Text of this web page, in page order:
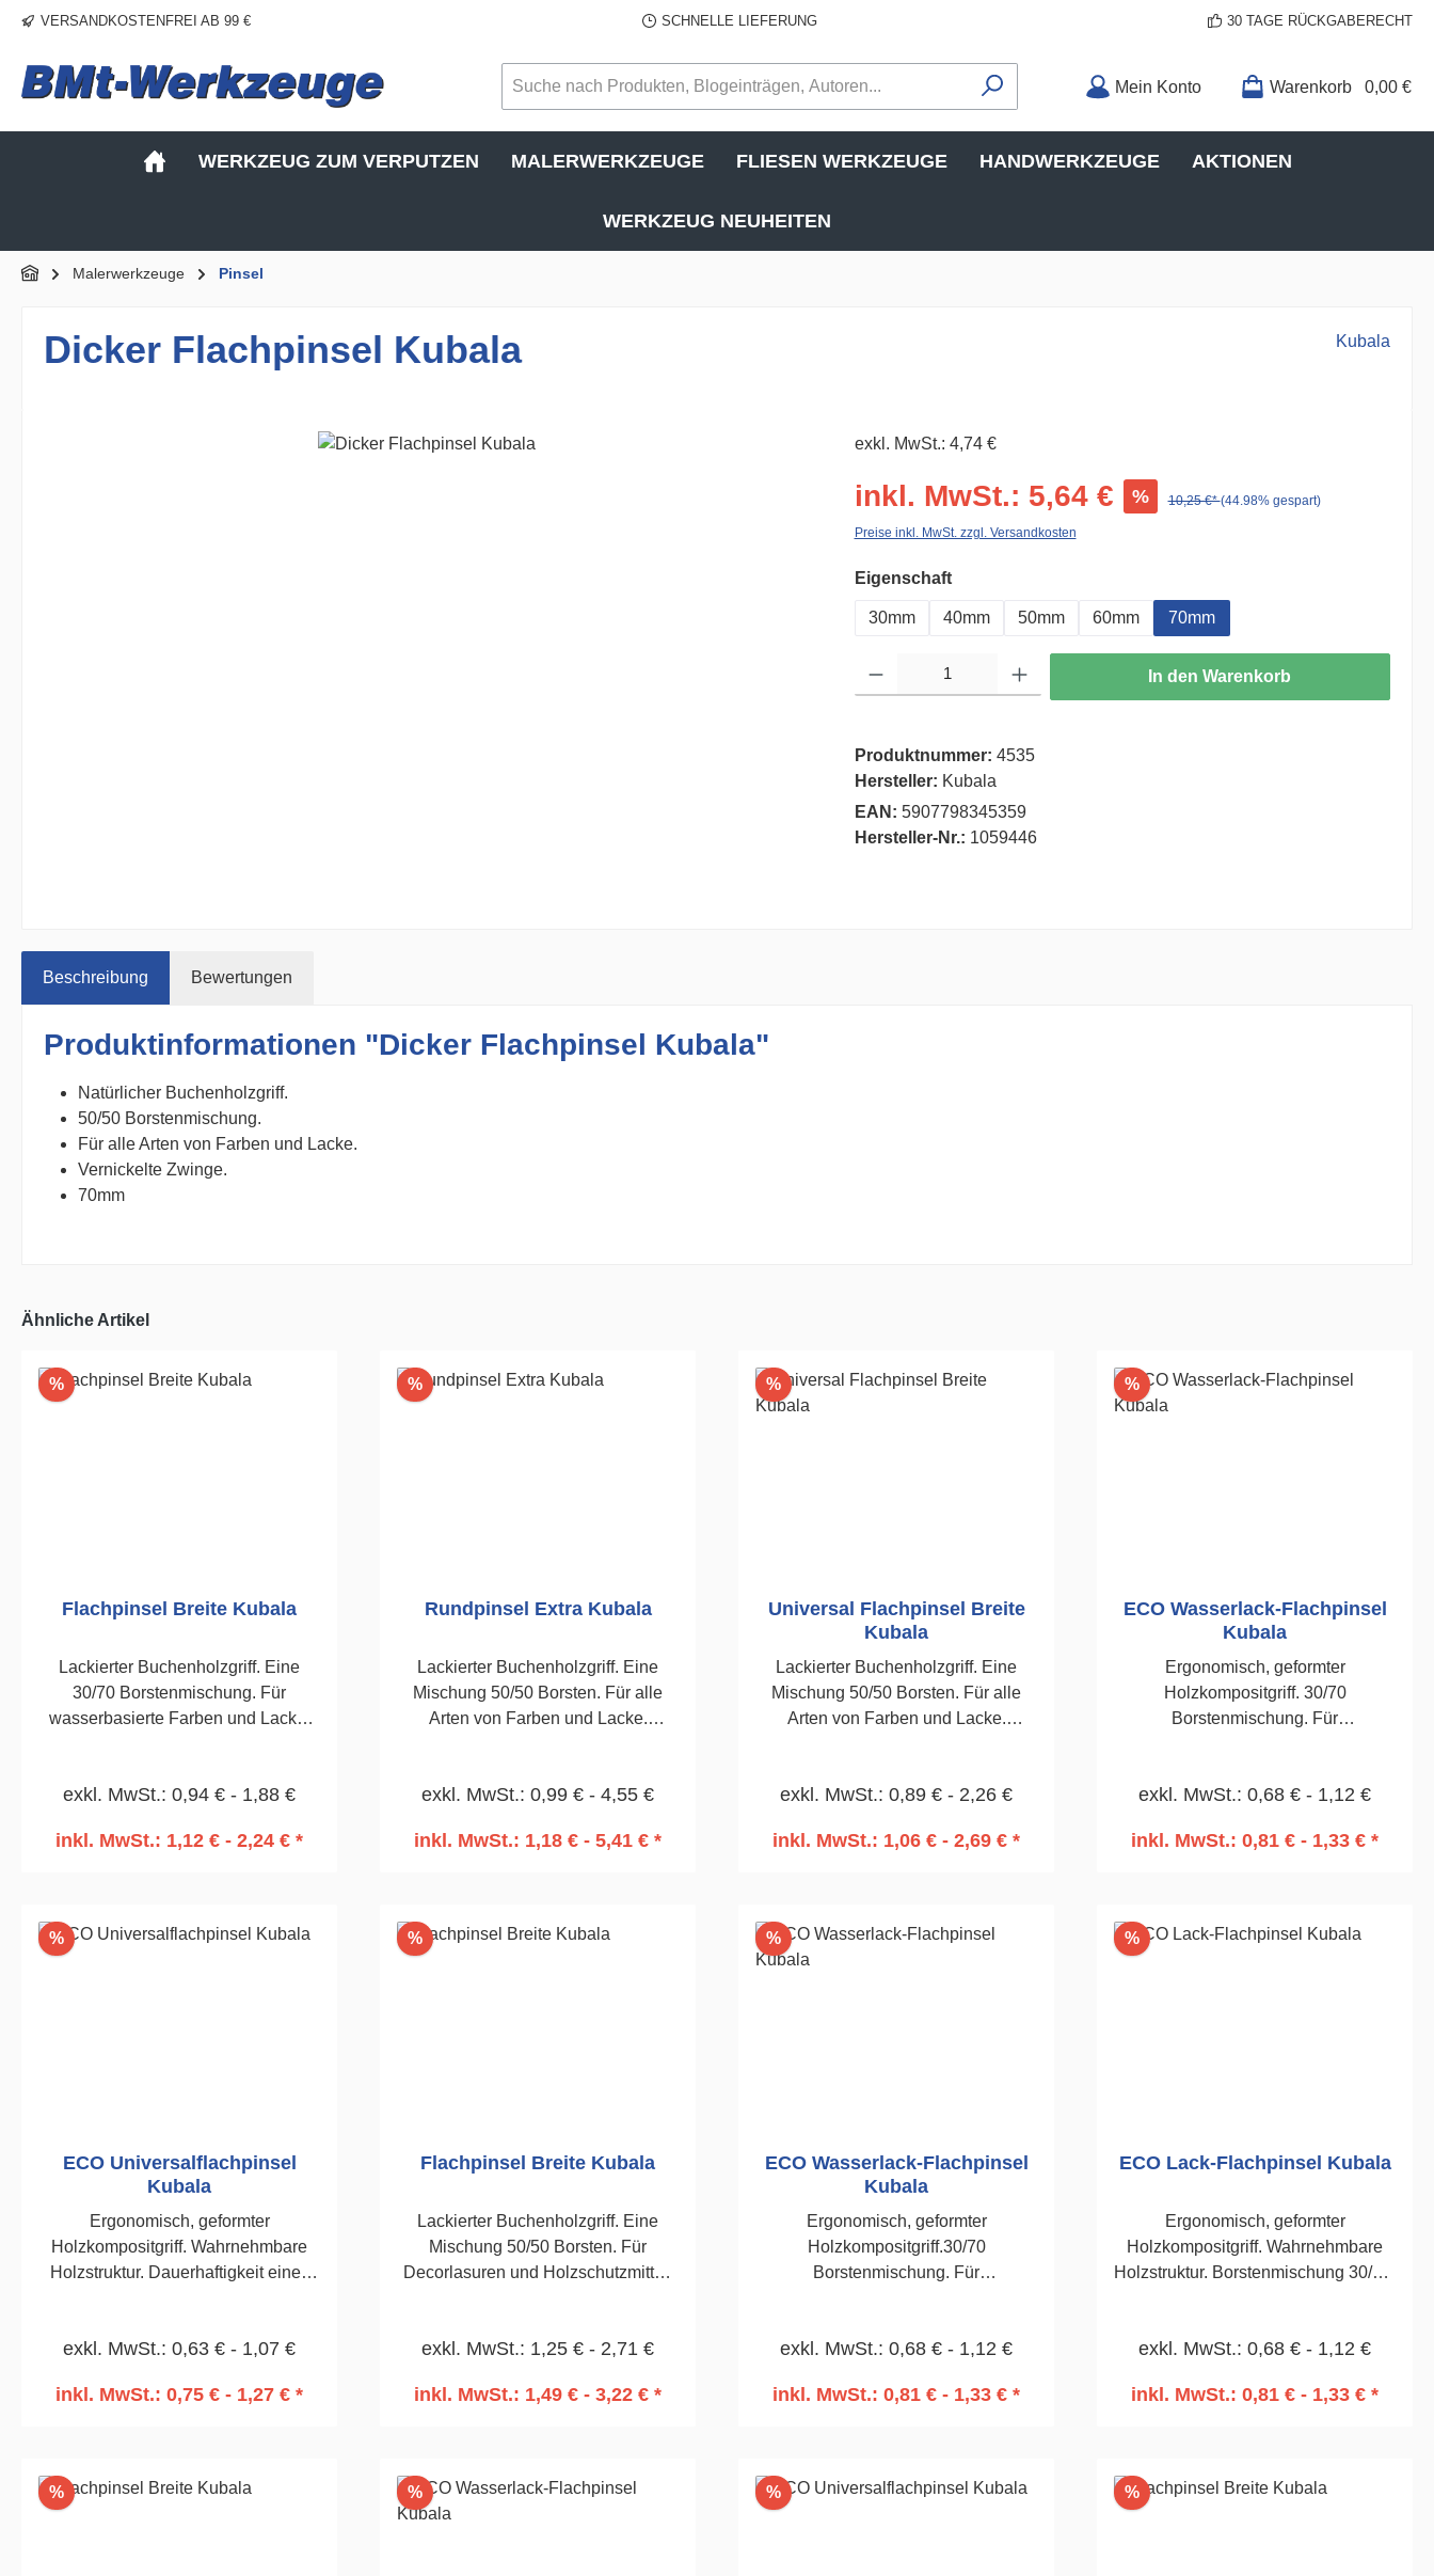
Hauptinhalt springen
Zur Suche springen
Zur Hauptnavigation springen
VERSANDKOSTENFREI AB 99 € SCHNELLE LIEFERUNG 30 TAGE RÜCKGABERECHT
Mein Konto Warenkorb 0,00 €
WERKZEUG ZUM VERPUTZEN MALERWERKZEUGE FLIESEN WERKZEUGE HANDWERKZEUGE AKTIONEN
WERKZEUG NEUHEITEN
Malerwerkzeuge Pinsel
Dicker Flachpinsel Kubala Kubala
exkl. MwSt.: 4,74 €
inkl. MwSt.: 5,64 € % 10,25 €*(44.98% gespart)
Preise inkl. MwSt. zzgl. Versandkosten
Eigenschaftauswählen
30mm 40mm 50mm 60mm 70mm
In den Warenkorb
Produktnummer: 4535
Hersteller: Kubala
EAN: 5907798345359
Hersteller-Nr.: 1059446
Beschreibung Bewertungen
Produktinformationen "Dicker Flachpinsel Kubala"
Natürlicher Buchenholzgriff.
50/50 Borstenmischung.
Für alle Arten von Farben und Lacke.
Vernickelte Zwinge.
70mm
Ähnliche Artikel
%Rabatt
Flachpinsel Breite Kubala
Lackierter Buchenholzgriff. Eine
30/70 Borstenmischung. Für
wasserbasierte Farben und Lacke.
exkl. MwSt.: 0,94 € - 1,88 €
inkl. MwSt.: 1,12 € - 2,24 € *
%Rabatt
Rundpinsel Extra Kubala
Lackierter Buchenholzgriff. Eine
Mischung 50/50 Borsten. Für alle
Arten von Farben und Lacke.
exkl. MwSt.: 0,99 € - 4,55 €
inkl. MwSt.: 1,18 € - 5,41 € *
%Rabatt
Universal Flachpinsel Breite
Kubala
Lackierter Buchenholzgriff. Eine
Mischung 50/50 Borsten. Für alle
Arten von Farben und Lacke.
exkl. MwSt.: 0,89 € - 2,26 €
inkl. MwSt.: 1,06 € - 2,69 € *
%Rabatt
ECO Wasserlack-Flachpinsel
Kubala
Ergonomisch, geformter
Holzkompositgriff. 30/70
Borstenmischung. Für
exkl. MwSt.: 0,68 € - 1,12 €
inkl. MwSt.: 0,81 € - 1,33 € *
%Rabatt
ECO Universalflachpinsel
Kubala
Ergonomisch, geformter
Holzkompositgriff. Wahrnehmbare
Holzstruktur. Dauerhaftigkeit eines
Zwinge. 50mm
exkl. MwSt.: 0,63 € - 1,07 €
inkl. MwSt.: 0,75 € - 1,27 € *
%Rabatt
Flachpinsel Breite Kubala
Lackierter Buchenholzgriff. Eine
Mischung 50/50 Borsten. Für
Decorlasuren und Holzschutzmittel.
exkl. MwSt.: 1,25 € - 2,71 €
inkl. MwSt.: 1,49 € - 3,22 € *
%Rabatt
ECO Wasserlack-Flachpinsel
Kubala
Ergonomisch, geformter
Holzkompositgriff.30/70
Borstenmischung. Für
exkl. MwSt.: 0,68 € - 1,12 €
inkl. MwSt.: 0,81 € - 1,33 € *
%Rabatt
ECO Lack-Flachpinsel Kubala
Ergonomisch, geformter
Holzkompositgriff. Wahrnehmbare
Holzstruktur. Borstenmischung 30/70.
exkl. MwSt.: 0,68 € - 1,12 €
inkl. MwSt.: 0,81 € - 1,33 € *
%Rabatt %Rabatt %Rabatt %Rabatt